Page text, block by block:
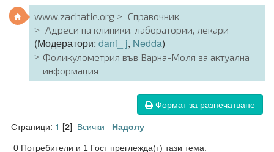
www.zachatie.org
Справочник
Адреси на клиники, лаборатории, лекари
(Модератори: dani_ j, Nedda)
Фоликулометрия във Варна-Моля за актуална
информация
Формат за разпечатване
Страници: 1 [2] Всички Надолу
0 Потребители и 1 Гост преглежда(т) тази тема.